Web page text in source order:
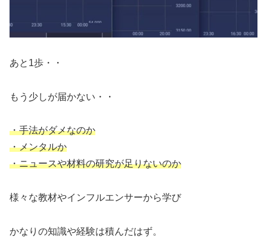
あと1歩・・
もう少しが届かない・・
・手法がダメなのか
・メンタルか
・ニュースや材料の研究が足りないのか
様々な教材やインフルエンサーから学び
かなりの知識や経験は積んだはず。